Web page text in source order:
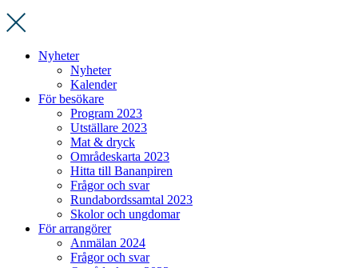
Nyheter
Nyheter
Kalender
För besökare
Program 2023
Utställare 2023
Mat & dryck
Områdeskarta 2023
Hitta till Bananpiren
Frågor och svar
Rundabordssamtal 2023
Skolor och ungdomar
För arrangörer
Anmälan 2024
Frågor och svar